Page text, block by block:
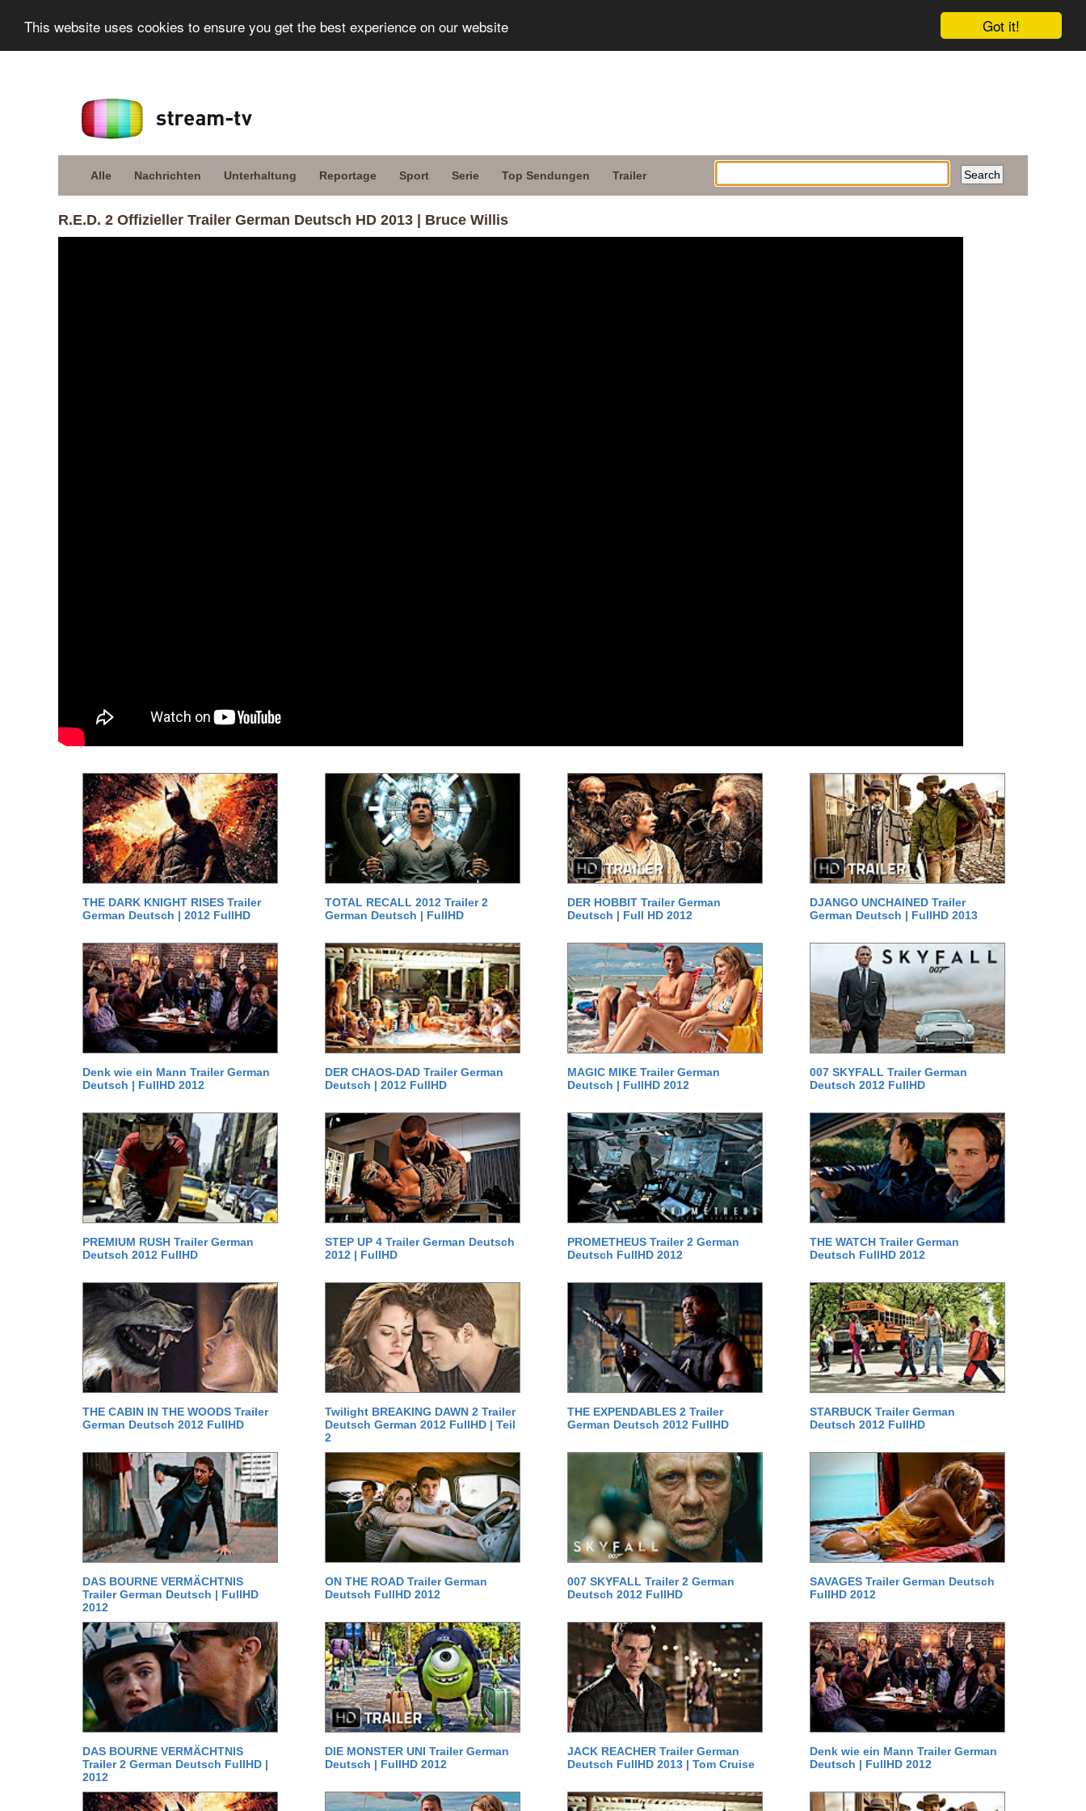
Got it!
This website uses cookies to ensure you get the best experience on our website
Alle Nachrichten Unterhaltung Reportage Sport Serie Top Sendungen Trailer
R.E.D. 2 Offizieller Trailer German Deutsch HD 2013 | Bruce Willis
THE DARK KNIGHT RISES Trailer
German Deutsch | 2012 FullHD
TOTAL RECALL 2012 Trailer 2
German Deutsch | FullHD
DER HOBBIT Trailer German
Deutsch | Full HD 2012
DJANGO UNCHAINED Trailer
German Deutsch | FullHD 2013
Denk wie ein Mann Trailer German
Deutsch | FullHD 2012
DER CHAOS-DAD Trailer German
Deutsch | 2012 FullHD
MAGIC MIKE Trailer German
Deutsch | FullHD 2012
007 SKYFALL Trailer German
Deutsch 2012 FullHD
PREMIUM RUSH Trailer German
Deutsch 2012 FullHD
STEP UP 4 Trailer German Deutsch
2012 | FullHD
PROMETHEUS Trailer 2 German
Deutsch FullHD 2012
THE WATCH Trailer German
Deutsch FullHD 2012
THE CABIN IN THE WOODS Trailer
German Deutsch 2012 FullHD
Twilight BREAKING DAWN 2 Trailer
Deutsch German 2012 FullHD | Teil
2
THE EXPENDABLES 2 Trailer
German Deutsch 2012 FullHD
STARBUCK Trailer German
Deutsch 2012 FullHD
DAS BOURNE VERMÄCHTNIS
Trailer German Deutsch | FullHD
2012
ON THE ROAD Trailer German
Deutsch FullHD 2012
007 SKYFALL Trailer 2 German
Deutsch 2012 FullHD
SAVAGES Trailer German Deutsch
FullHD 2012
DAS BOURNE VERMÄCHTNIS
Trailer 2 German Deutsch FullHD |
2012
DIE MONSTER UNI Trailer German
Deutsch | FullHD 2012
JACK REACHER Trailer German
Deutsch FullHD 2013 | Tom Cruise
Denk wie ein Mann Trailer German
Deutsch | FullHD 2012